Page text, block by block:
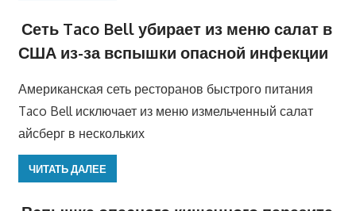
Сеть Taco Bell убирает из меню салат в
США из-за вспышки опасной инфекции
Американская сеть ресторанов быстрого питания
Taco Bell исключает из меню измельченный салат
айсберг в нескольких
ЧИТАТЬ ДАЛЕЕ